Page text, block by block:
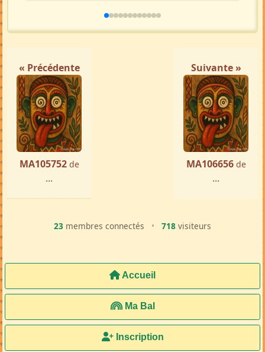
« Précédente
MA105752 de
...
Suivante »
MA106656 de
...
23 membres connectés • 718 visiteurs
Accueil
Ma Bal
Inscription